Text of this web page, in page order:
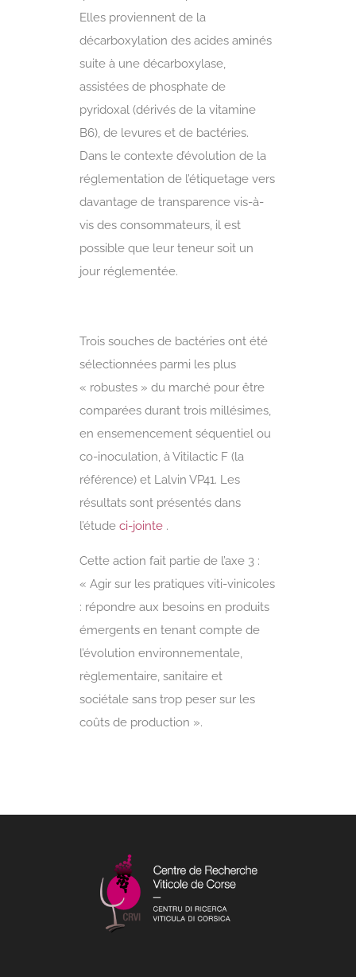
Elles proviennent de la
décarboxylation des acides aminés
suite à une décarboxylase,
assistées de phosphate de
pyridoxal (dérivés de la vitamine
B6), de levures et de bactéries.
Dans le contexte d’évolution de la
réglementation de l’étiquetage vers
davantage de transparence vis-à-
vis des consommateurs, il est
possible que leur teneur soit un
jour réglementée.
Trois souches de bactéries ont été
sélectionnées parmi les plus
« robustes » du marché pour être
comparées durant trois millésimes,
en ensemencement séquentiel ou
co-inoculation, à Vitilactic F (la
référence) et Lalvin VP41. Les
résultats sont présentés dans
l’étude ci-jointe .
Cette action fait partie de l’axe 3 :
« Agir sur les pratiques viti-vinicoles
: répondre aux besoins en produits
émergents en tenant compte de
l’évolution environnementale,
règlementaire, sanitaire et
sociétale sans trop peser sur les
coûts de production ».